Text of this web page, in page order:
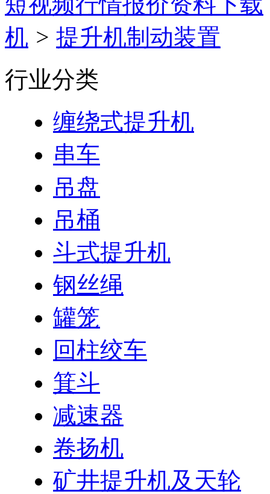
机 > 提升机制动装置
行业分类
缠绕式提升机
串车
吊盘
吊桶
斗式提升机
钢丝绳
罐笼
回柱绞车
箕斗
减速器
卷扬机
矿井提升机及天轮